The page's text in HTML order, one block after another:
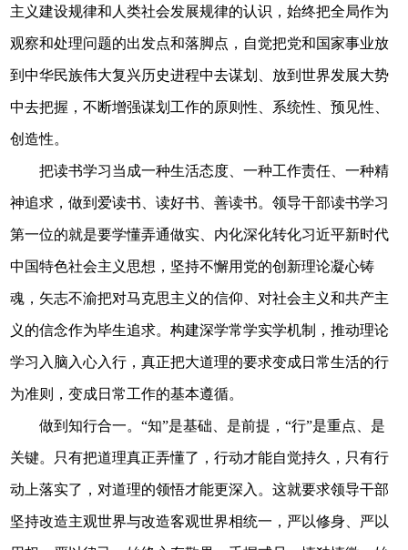
主义建设规律和人类社会发展规律的认识，始终把全局作为
观察和处理问题的出发点和落脚点，自觉把党和国家事业放
到中华民族伟大复兴历史进程中去谋划、放到世界发展大势
中去把握，不断增强谋划工作的原则性、系统性、预见性、
创造性。
把读书学习当成一种生活态度、一种工作责任、一种精
神追求，做到爱读书、读好书、善读书。领导干部读书学习
第一位的就是要学懂弄通做实、内化深化转化习近平新时代
中国特色社会主义思想，坚持不懈用党的创新理论凝心铸
魂，矢志不渝把对马克思主义的信仰、对社会主义和共产主
义的信念作为毕生追求。构建深学常学实学机制，推动理论
学习入脑入心入行，真正把大道理的要求变成日常生活的行
为准则，变成日常工作的基本遵循。
做到知行合一。“知”是基础、是前提，“行”是重点、是
关键。只有把道理真正弄懂了，行动才能自觉持久，只有行
动上落实了，对道理的领悟才能更深入。这就要求领导干部
坚持改造主观世界与改造客观世界相统一，严以修身、严以